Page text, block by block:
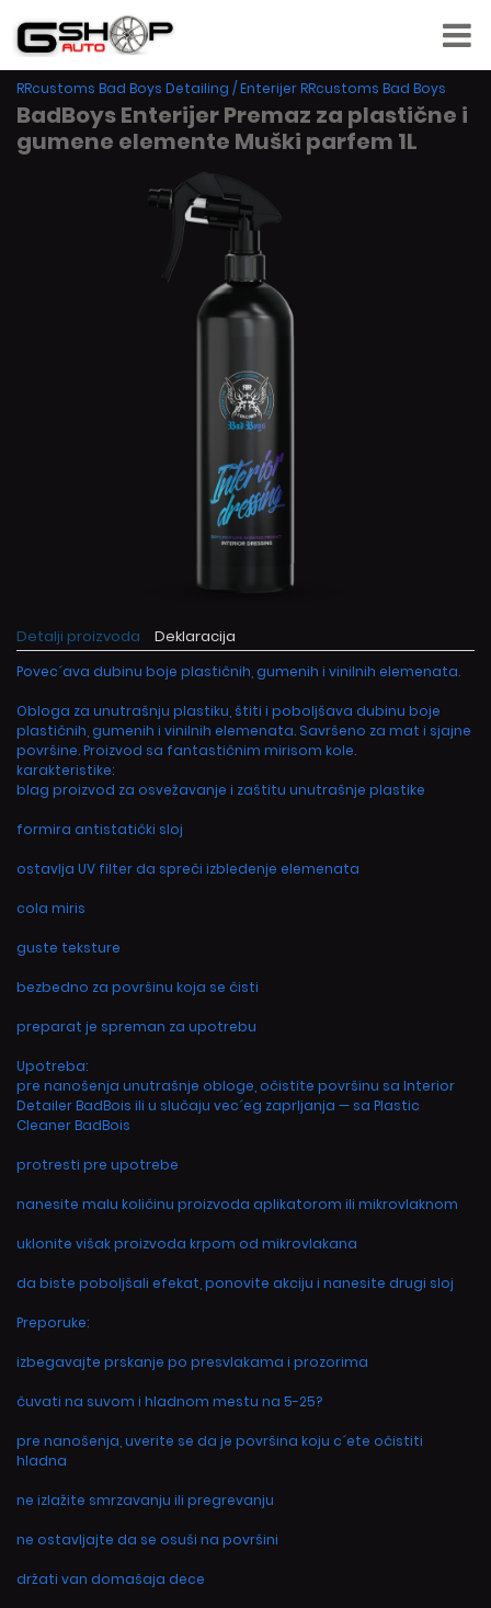
RRcustoms Bad Boys Detailing /Enterijer RRcustoms Bad Boys
BadBoys Enterijer Premaz za plastične i
gumene elemente Muški parfem 1L
Detalji proizvoda Deklaracija
Povec´ava dubinu boje plastičnih, gumenih i vinilnih elemenata.
Obloga za unutrašnju plastiku, štiti i poboljšava dubinu boje
plastičnih, gumenih i vinilnih elemenata. Savršeno za mat i sjajne
površine. Proizvod sa fantastičnim mirisom kole.
karakteristike:
blag proizvod za osvežavanje i zaštitu unutrašnje plastike
formira antistatički sloj
ostavlja UV filter da spreči izbledenje elemenata
cola miris
guste teksture
bezbedno za površinu koja se čisti
preparat je spreman za upotrebu
Upotreba:
pre nanošenja unutrašnje obloge, očistite površinu sa Interior
Detailer BadBois ili u slučaju vec´eg zaprljanja — sa Plastic
Cleaner BadBois
protresti pre upotrebe
nanesite malu količinu proizvoda aplikatorom ili mikrovlaknom
uklonite višak proizvoda krpom od mikrovlakana
da biste poboljšali efekat, ponovite akciju i nanesite drugi sloj
Preporuke:
izbegavajte prskanje po presvlakama i prozorima
čuvati na suvom i hladnom mestu na 5-25?
pre nanošenja, uverite se da je površina koju c´ete očistiti
hladna
ne izlažite smrzavanju ili pregrevanju
ne ostavljajte da se osuši na površini
držati van domašaja dece